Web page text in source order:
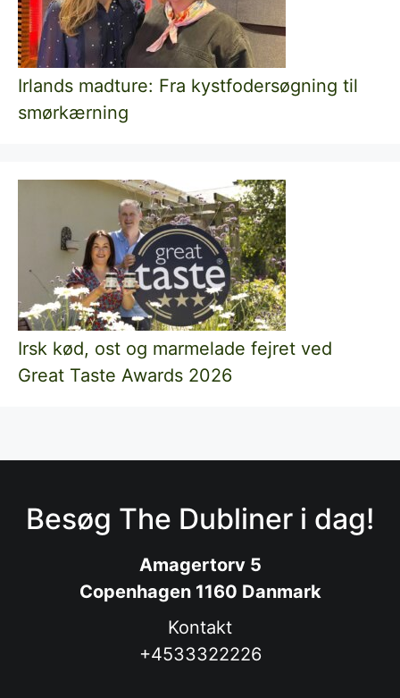
Irlands madture: Fra kystfodersøgning til
smørkærning
Irsk kød, ost og marmelade fejret ved
Great Taste Awards 2026
Besøg The Dubliner i dag!
Amagertorv 5
Copenhagen 1160 Danmark
Kontakt
+4533322226